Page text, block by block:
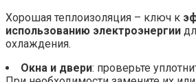
Хорошая теплоизоляция – ключ к
использованию электроэнергии
охлаждения.
Окна и двери: проверьте